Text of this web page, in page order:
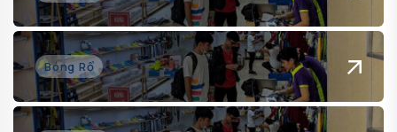
Bóng Rổ